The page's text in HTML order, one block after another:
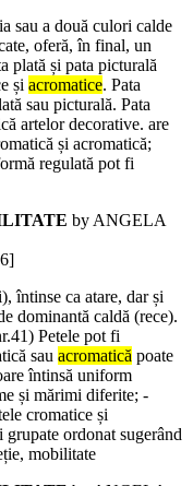
sau a două culori calde
oferă, în final, un
plată și pata picturală
și acromatice. Pata
sau picturală. Pata
artelor decorative. are
și acromatică;
regulată pot fi
by ANGELA
întinse ca atare, dar și
dominantă caldă (rece).
Petele pot fi
sau acromatică poate
întinsă uniform
și mărimi diferite; -
cromatice și
ordonat sugerând
mobilitate